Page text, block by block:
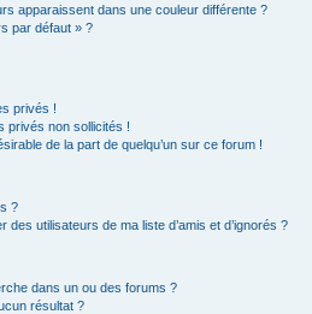
apparaissent dans une couleur différente ?
par défaut » ?
privés !
privés non sollicités !
de la part de quelqu’un sur ce forum !
?
utilisateurs de ma liste d’amis et d’ignorés ?
dans un ou des forums ?
résultat ?